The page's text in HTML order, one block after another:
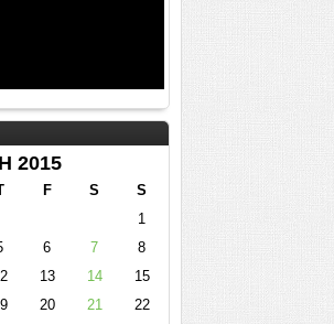
2015
F S S
1
6 7
8
13 14
15
20 21
22